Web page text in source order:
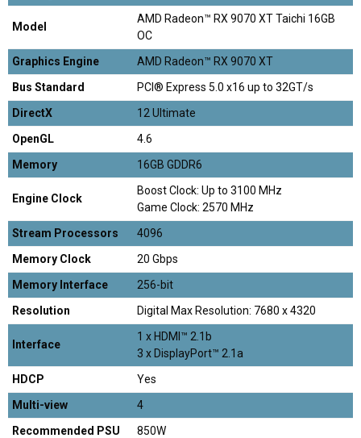
Model
AMD Radeon™ RX 9070 XT Taichi 16GB
OC
Graphics Engine
AMD Radeon™ RX 9070 XT
Bus Standard
PCI® Express 5.0 x16 up to 32GT/s
DirectX
12 Ultimate
OpenGL
4.6
Memory
16GB GDDR6
Engine Clock
Boost Clock: Up to 3100 MHz
Game Clock: 2570 MHz
Stream Processors
4096
Memory Clock
20 Gbps
Memory Interface
256-bit
Resolution
Digital Max Resolution: 7680 x 4320
Interface
1 x HDMI™ 2.1b
3 x DisplayPort™ 2.1a
HDCP
Yes
Multi-view
4
Recommended PSU
850W